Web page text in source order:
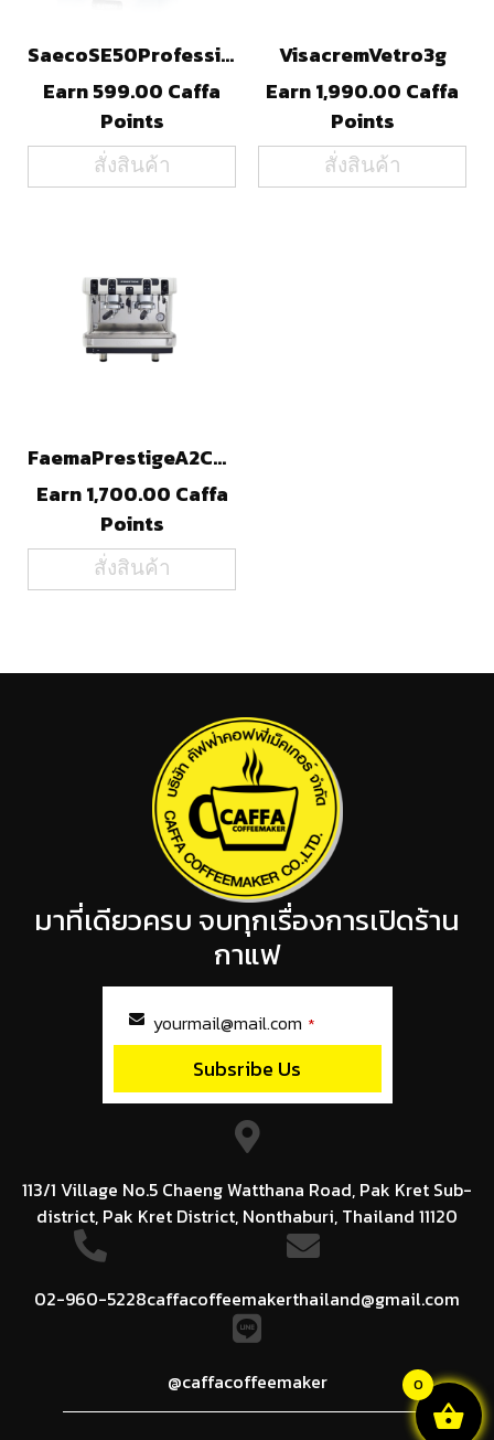
SaecoSE50Professional
Earn 599.00 Caffa
Points
สั่งสินค้า
VisacremVetro3g
Earn 1,990.00 Caffa
Points
สั่งสินค้า
FaemaPrestigeA2Compact
Earn 1,700.00 Caffa
Points
สั่งสินค้า
มาที่เดียวครบ จบทุกเรื่องการเปิดร้าน
กาแฟ
yourmail@mail.com *
Subsribe Us
This
blank
113/1 Village No.5 Chaeng Watthana Road, Pak Kret Sub-
district, Pak Kret District, Nonthaburi, Thailand 11120
02-960-5228caffacoffeemakerthailand@gmail.com
@caffacoffeemaker 0